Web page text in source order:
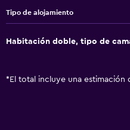
Tipo de alojamiento
Habitación doble, tipo de
* El total incluye una estimación